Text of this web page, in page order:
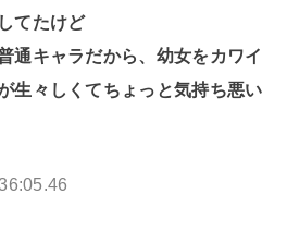
てたけど
通キャラだから、幼女をカワイ
生々しくてちょっと気持ち悪い